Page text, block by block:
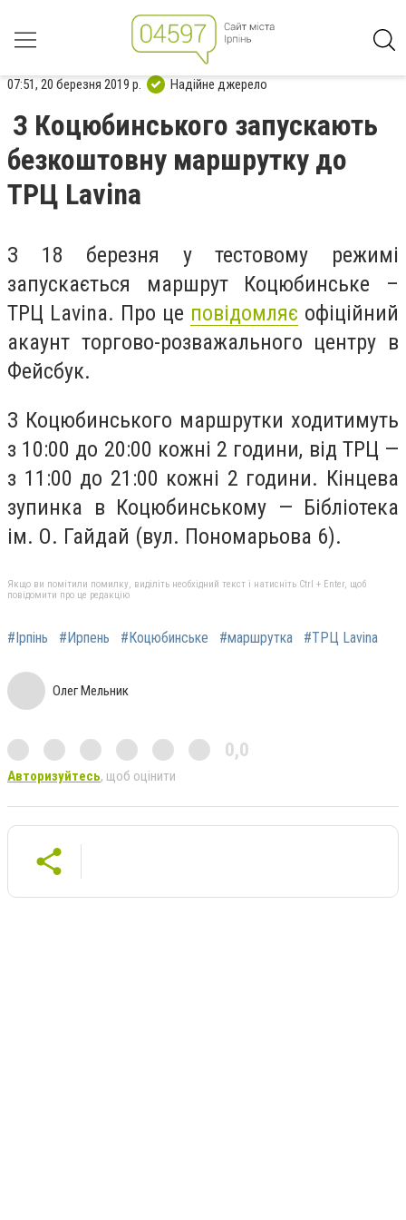
07:51, 20 березня 2019 р. Надійне джерело
З Коцюбинського запускають
безкоштовну маршрутку до
ТРЦ Lavina
З 18 березня у тестовому режимі
запускається маршрут Коцюбинське –
ТРЦ Lavina. Про це повідомляє офіційний
акаунт торгово-розважального центру в
Фейсбук.
З Коцюбинського маршрутки ходитимуть
з 10:00 до 20:00 кожні 2 години, від ТРЦ —
з 11:00 до 21:00 кожні 2 години. Кінцева
зупинка в Коцюбинському — Бібліотека
ім. О. Гайдай (вул. Пономарьова 6).
Якщо ви помітили помилку, виділіть необхідний текст і натисніть Ctrl + Enter, щоб
повідомити про це редакцію
#Ірпінь #Ирпень #Коцюбинське #маршрутка #ТРЦ Lavina
Олег Мельник
0,0
Авторизуйтесь, щоб оцінити